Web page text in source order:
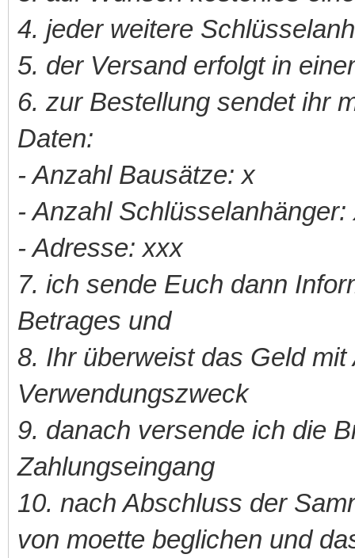
4. jeder weitere
5. der Versand erfolgt in
6. zur Bestellung sendet ihr
Daten:
- Anzahl Bausätze: x
- Anzahl Schlüsselanhänger:
- Adresse: xxx
7. ich sende Euch dann
Betrages und
8. Ihr überweist das Geld
Verwendungszweck
9. danach versende ich die
Zahlungseingang
10. nach Abschluss der
von moette beglichen und